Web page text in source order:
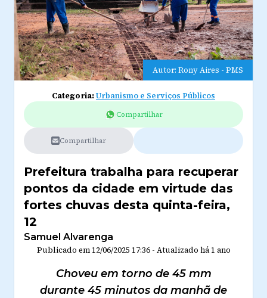
Autor: Rony Aires - PMS
Categoria:Urbanismo e Serviços Públicos
Compartilhar
Compartilhar
Prefeitura trabalha para recuperar
pontos da cidade em virtude das
fortes chuvas desta quinta-feira,
12
Samuel Alvarenga
Publicado em 12/06/2025 17:36- Atualizado há 1 ano
Choveu em torno de 45 mm
durante 45 minutos da manhã de